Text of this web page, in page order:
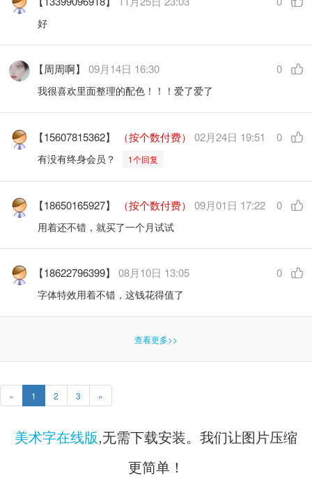
好
【周周啊】09月14日 16:30 0
我很喜欢里面整理的配色！！！爱了爱了
【15607815362】 （按个数付费） 02月24日 19:51 0
有没有终身会员？ 1个回复
【18650165927】 （按个数付费） 09月01日 17:22 0
用着还不错，就买了一个月试试
【18622796399】08月10日 13:05 0
字体特效用着不错，这钱花得值了
查看更多>>
« 1 2 3 »
美术字在线版,无需下载安装。我们让图片压缩
更简单！